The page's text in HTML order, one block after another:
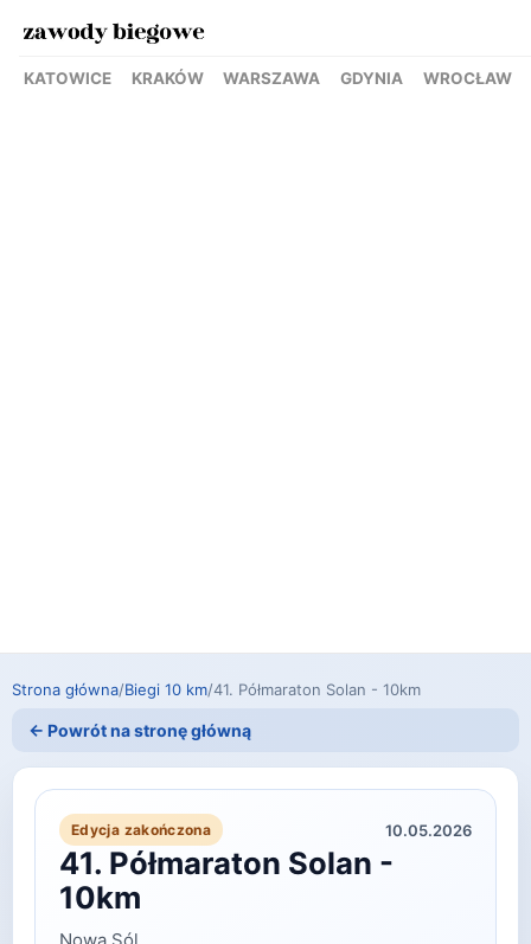
KATOWICE KRAKÓW WARSZAWA GDYNIA WROCŁAW
Strona główna/Biegi 10 km/41. Półmaraton Solan - 10km
← Powrót na stronę główną
Edycja zakończona 10.05.2026
41. Półmaraton Solan -
10km